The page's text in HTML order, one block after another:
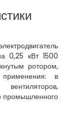
0,25 кВт 1500
ротором,
применения: в
промышленного